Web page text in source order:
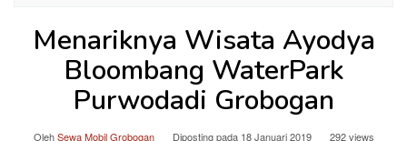
Menariknya Wisata Ayodya
Bloombang WaterPark
Purwodadi Grobogan
OlehSewa Mobil Grobogan Diposting pada 18 Januari 2019 292 views